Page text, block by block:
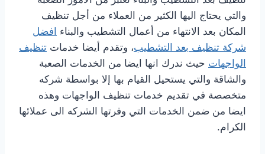
والتي يحتاج اليها الكثير من العملاء من أجل تنظيف
المكان بعد الانتهاء من أعمال التشطيب والبناء افضل
شركة تنظيف بعد التشطيب، وتقدم أيضا خدمات تنظيف
الواجهات حيث ندرك انها ايضا من الخدمات الصعبة
والشاقة والتي يستحيل القيام بها إلا بواسطة شركه
متخصصة في تقديم خدمات تنظيف الواجهات وهذه
ايضا من ضمن الخدمات التي وفرتها الشركه الى عملائها
الكرام.